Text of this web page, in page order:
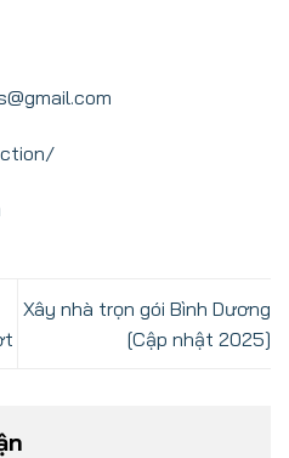
Xây nhà trọn gói Bình Dương
[Cập nhật 2025]